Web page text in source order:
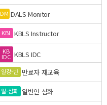
DM DALS Monitor
KBI KBLS Instructor
KB
IDC KBLS IDC
일강-만 만료자 재교육
일-심화 일반인 심화